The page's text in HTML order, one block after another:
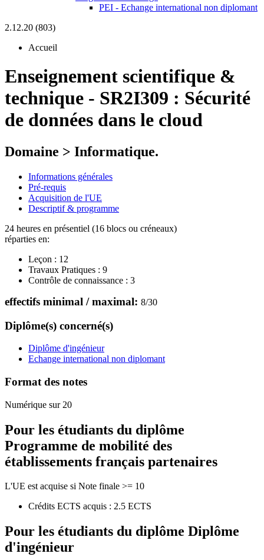
PEI - Echange international non diplomant
2.12.20 (803)
Accueil
Enseignement scientifique &
technique - SR2I309 : Sécurité
de données dans le cloud
Domaine > Informatique.
Informations générales
Pré-requis
Acquisition de l'UE
Descriptif & programme
24 heures en présentiel (16 blocs ou créneaux)
réparties en:
Leçon : 12
Travaux Pratiques : 9
Contrôle de connaissance : 3
effectifs minimal / maximal: 8/30
Diplôme(s) concerné(s)
Diplôme d'ingénieur
Echange international non diplomant
Format des notes
Numérique sur 20
Pour les étudiants du diplôme
Programme de mobilité des
établissements français partenaires
L'UE est acquise si Note finale >= 10
Crédits ECTS acquis : 2.5 ECTS
Pour les étudiants du diplôme Diplôme
d'ingénieur